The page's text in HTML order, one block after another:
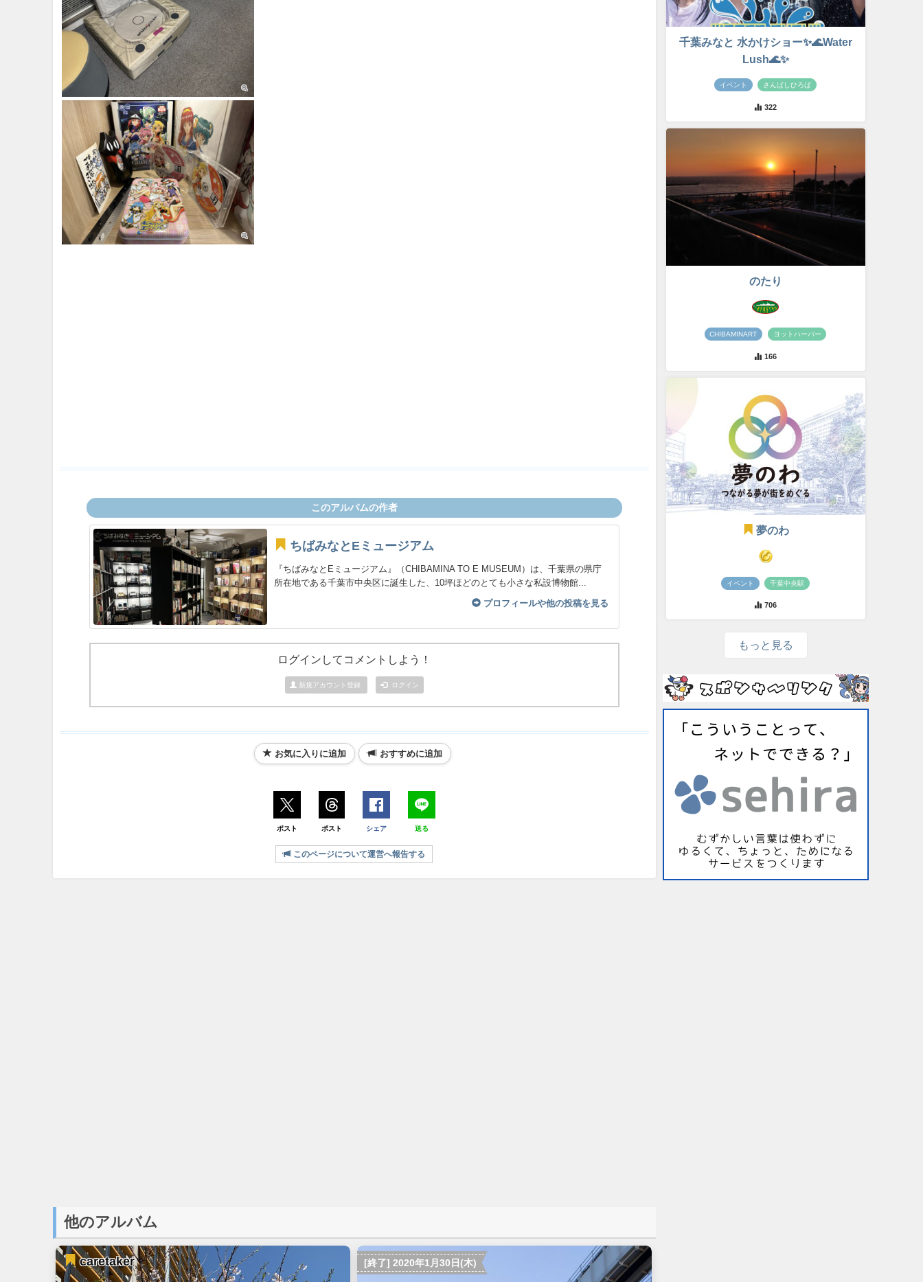
このアルバムの作者
ちばみなとEミュージアム
『ちばみなとEミュージアム』（CHIBAMINA TO E MUSEUM）は、千葉県の県庁
所在地である千葉市中央区に誕生した、10坪ほどのとても小さな私設博物館...
プロフィールや他の投稿を見る
ログインしてコメントしよう！
新規アカウント登録 ログイン
お気に入りに追加 おすすめに追加
ポスト ポスト シェア 送る
このページについて運営へ報告する
他のアルバム
caretaker [終了] 2020年1月30日(木)
千葉みなと 水かけショー✨🌊Water
Lush🌊✨
イベント さんばしひろば
322
のたり
CHIBAMINART ヨットハーバー
166
夢のわ
イベント 千葉中央駅
706
もっと見る